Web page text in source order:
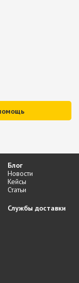
Блог
Новости
Кейсы
Статьи
Службы доставки